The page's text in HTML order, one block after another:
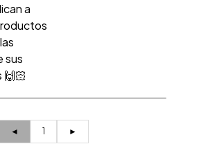
a
sus
◄ 1 ►